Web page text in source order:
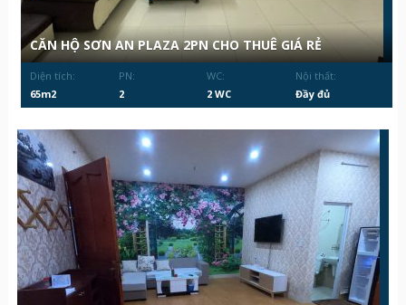
CĂN HỘ SƠN AN PLAZA 2PN CHO THUÊ GIÁ RẺ
Diện tích:
65m2
PN:
2
WC:
2 WC
Nội thất:
Đầy đủ